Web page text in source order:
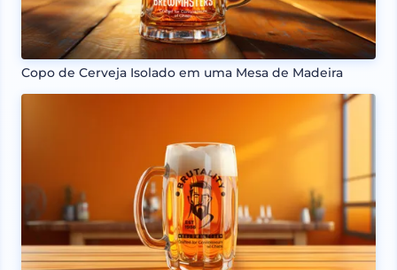
Copo de Cerveja Isolado em uma Mesa de Madeira